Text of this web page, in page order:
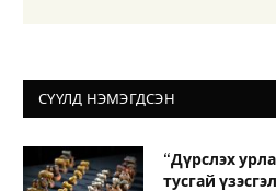
СҮҮЛД НЭМЭГДСЭН
“Дүрслэх
тусгай